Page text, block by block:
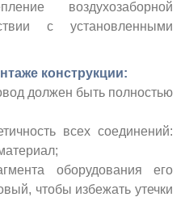
воздухозаборной
с установленными
конструкции:
должен быть полностью
всех соединений:
оборудования его
чтобы избежать утечки